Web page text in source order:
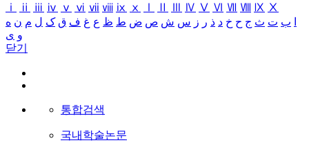
ⅰ
ⅱ ⅲ ⅳ ⅴ ⅵ ⅶ ⅷ ⅸ ⅹ Ⅳ Ⅴ Ⅵ Ⅶ Ⅷ Ⅸ Ⅹ
ب ت ث ج ح خ د ذ ر ز س ش ص ض ط ظ ع غ ف ق ک ل م ن ه
و ی
닫기
통합검색
국내학술논문